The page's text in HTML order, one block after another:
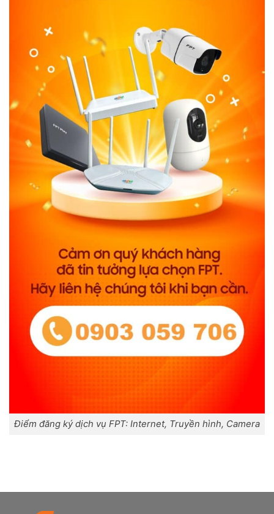
Điểm đăng ký dịch vụ FPT: Internet, Truyền hình, Camera